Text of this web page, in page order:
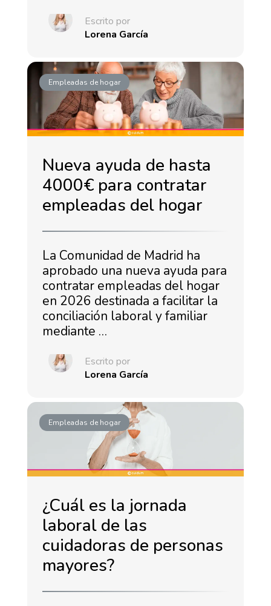
Escrito por
Lorena García
Empleadas de hogar
Nueva ayuda de hasta
4000€ para contratar
empleadas del hogar
La Comunidad de Madrid ha
aprobado una nueva ayuda para
contratar empleadas del hogar
en 2026 destinada a facilitar la
conciliación laboral y familiar
mediante …
Escrito por
Lorena García
Empleadas de hogar
¿Cuál es la jornada
laboral de las
cuidadoras de personas
mayores?